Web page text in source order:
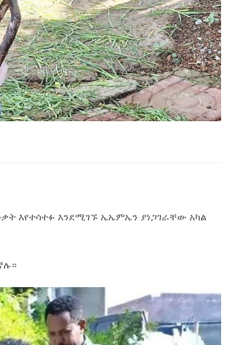
እየተሳተፉ እንደሚገኙ ኤኤምኤን ያነጋገራቸው አካል